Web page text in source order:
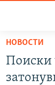
Вернуться
основному
содержанию
НОВОСТИ
Поиски